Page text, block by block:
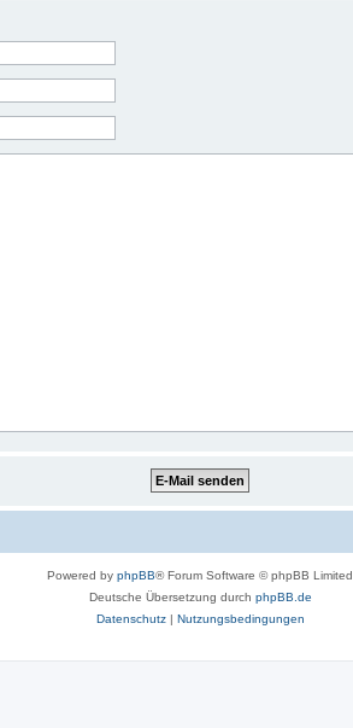
Powered by phpBB® Forum Software © phpBB Limited
Deutsche Übersetzung durch phpBB.de
Datenschutz| Nutzungsbedingungen